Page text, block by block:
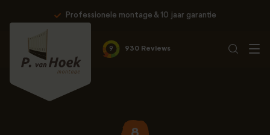
Professionele montage & 10 jaar garantie
9 930 Reviews